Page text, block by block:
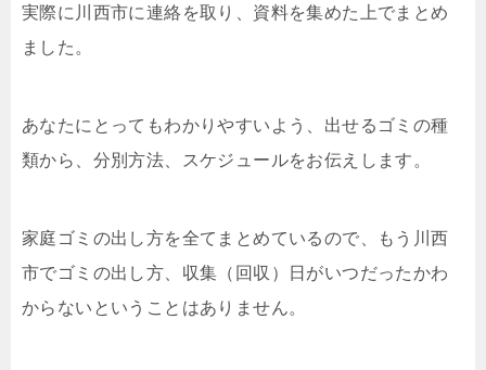
実際に川西市に連絡を取り、資料を集めた上でまとめ
ました。
あなたにとってもわかりやすいよう、出せるゴミの種
類から、分別方法、スケジュールをお伝えします。
家庭ゴミの出し方を全てまとめているので、もう川西
市でゴミの出し方、収集（回収）日がいつだったかわ
からないということはありません。